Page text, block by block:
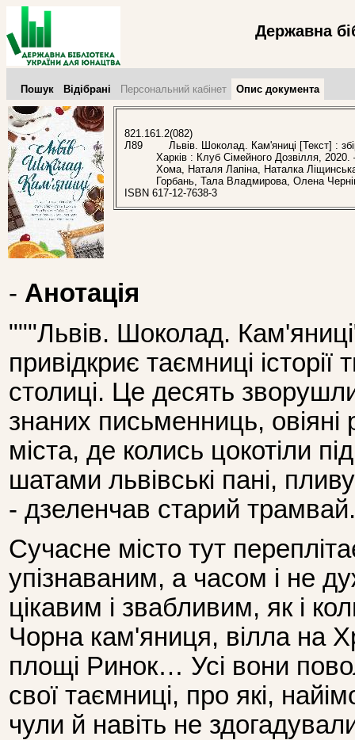
Державна
Пошук Відібрані Персональний кабінет Опис документа
821.161.2(082)
Л89
Львів. Шоколад. Кам'яниці [Текст] :
Харків : Клуб Сімейного Дозвілля,
Хома, Наталя Лапіна, Наталка
Горбань, Тала Владмирова, Олена
ISBN 617-12-7638-3
- Анотація
"""Львів. Шоколад.
привідкриє таємниці історії
столиці. Це десять
знаних письменниць,
міста, де колись цокотіли
шатами львівські пані,
- дзеленчав старий трамвай.
Сучасне місто тут
упізнаваним, а часом і не
цікавим і звабливим, як і
Чорна кам'яниця, вілла на
площі Ринок… Усі вони
свої таємниці, про які,
чули й навіть не